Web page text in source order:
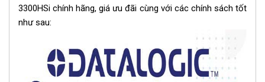
3300HSi chính hãng, giá ưu đãi cùng với các chính sách tốt
như sau: